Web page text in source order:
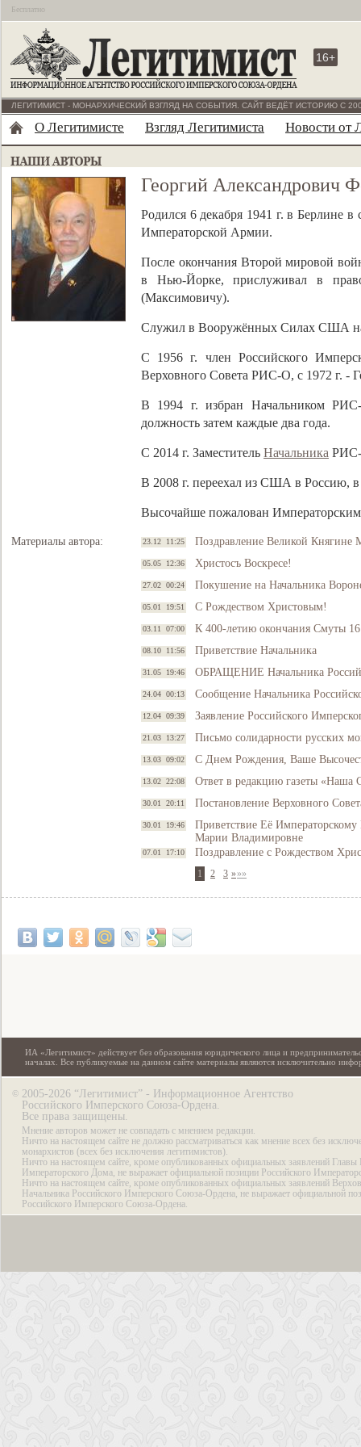
Бесплатно
16+
ЛЕГИТИМИСТ - МОНАРХИЧЕСКИЙ ВЗГЛЯД НА СОБЫТИЯ. САЙТ ВЕДЁТ ИСТОРИЮ С
О Легитимисте Взгляд Легитимиста Новости от
Георгий Александрович
Родился 6 декабря 1941 г. в Берлине
Императорской Армии.
После окончания Второй мировой
в Нью-Йорке, прислуживал в
(Максимовичу).
Служил в Вооружённых Силах США на
С 1956 г. член Российского
Верховного Совета РИС-О, с 1972 г. -
В 1994 г. избран Начальником
должность затем каждые два года.
C 2014 г. Заместитель Начальника
В 2008 г. переехал из США в Россию, в
Высочайше пожалован
Материалы автора: 23.12 11:25 Поздравление Великой Княгине
05.05 12:36 Христосъ Воскресе!
27.02 00:24 Покушение на Начальника
05.01 19:51 С Рождеством Христовым!
03.11 07:00 К 400-летию окончания Смуты
08.10 11:56 Приветствие Начальника
31.05 19:46 ОБРАЩЕНИЕ Начальника
24.04 00:13 Сообщение Начальника
12.04 09:39 Заявление Российского
21.03 13:27 Письмо солидарности русских
13.03 09:02 С Днем Рождения, Ваше
13.02 22:08 Ответ в редакцию газеты «Наша
30.01 20:11 Постановление Верховного
30.01 19:46
Приветствие Её
Марии Владимировне
07.01 17:10 Поздравление с Рождеством
1 2 3 »»»
ИА «Легитимист» действует без образования юридического лица и
началах. Все публикуемые на данном сайте материалы являются исключительно
© 2005-2026 “Легитимист” - Информационное Агентство
Российского Имперского Союза-Ордена.
Все права защищены.
Мнение авторов может не совпадать с мнением редакции.
Ничто на настоящем сайте не должно рассматриваться как мнение всех без
монархистов (всех без исключения легитимистов).
Ничто на настоящем сайте, кроме опубликованных официальных заявлений Главы
Императорского Дома, не выражает официальной позиции Российского
Ничто на настоящем сайте, кроме опубликованных официальных заявлений
Начальника Российского Имперского Союза-Ордена, не выражает официальной
Российского Имперского Союза-Ордена.